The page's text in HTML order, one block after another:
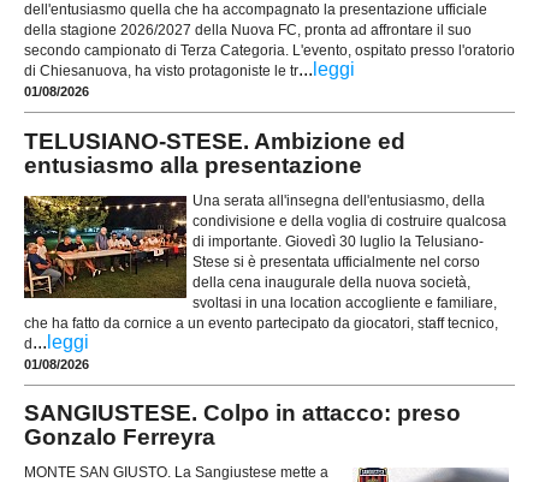
dell'entusiasmo quella che ha accompagnato la presentazione ufficiale
della stagione 2026/2027 della Nuova FC, pronta ad affrontare il suo
secondo campionato di Terza Categoria. L'evento, ospitato presso l'oratorio
di Chiesanuova, ha visto protagoniste le tr... leggi
01/08/2026
TELUSIANO-STESE. Ambizione ed
entusiasmo alla presentazione
Una serata all'insegna dell'entusiasmo, della
condivisione e della voglia di costruire qualcosa
di importante. Giovedì 30 luglio la Telusiano-
Stese si è presentata ufficialmente nel corso
della cena inaugurale della nuova società,
svoltasi in una location accogliente e familiare,
che ha fatto da cornice a un evento partecipato da giocatori, staff tecnico,
d... leggi
01/08/2026
SANGIUSTESE. Colpo in attacco: preso
Gonzalo Ferreyra
MONTE SAN GIUSTO. La Sangiustese mette a